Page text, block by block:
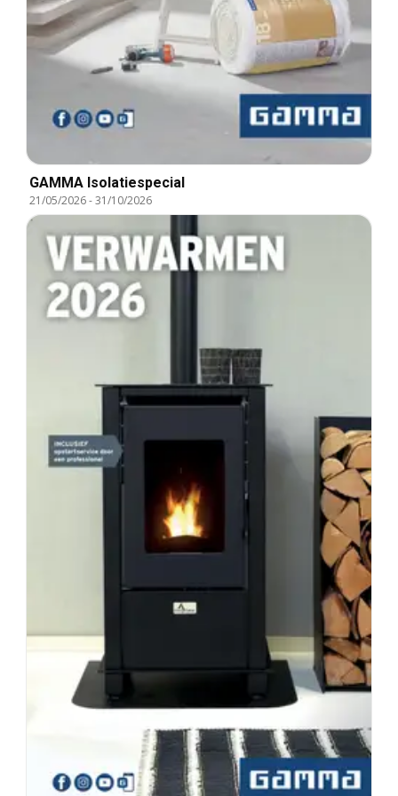
GAMMA Isolatiespecial
21/05/2026-31/10/2026